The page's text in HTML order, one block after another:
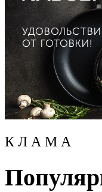
К Л А М А